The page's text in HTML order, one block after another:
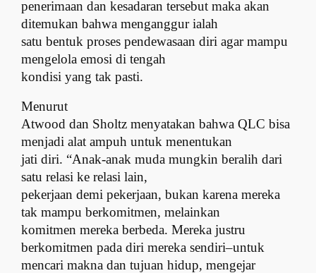
penerimaan dan kesadaran tersebut maka akan
ditemukan bahwa menganggur ialah
satu bentuk proses pendewasaan diri agar mampu
mengelola emosi di tengah
kondisi yang tak pasti.
Menurut
Atwood dan Sholtz menyatakan bahwa QLC bisa
menjadi alat ampuh untuk menentukan
jati diri. “Anak-anak muda mungkin beralih dari
satu relasi ke relasi lain,
pekerjaan demi pekerjaan, bukan karena mereka
tak mampu berkomitmen, melainkan
komitmen mereka berbeda. Mereka justru
berkomitmen pada diri mereka sendiri–untuk
mencari makna dan tujuan hidup, mengejar